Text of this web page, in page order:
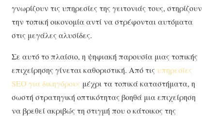
γνωρίζουν τις υπηρεσίες της γειτονιάς τους, στηρίζουν
την τοπική οικονομία αντί να στρέφονται αυτόματα
στις μεγάλες αλυσίδες.
Σε αυτό το πλαίσιο, η ψηφιακή παρουσία μιας τοπικής
επιχείρησης γίνεται καθοριστική. Από τις υπηρεσίες
SEO για δικηγόρους μέχρι τα τοπικά καταστήματα, η
σωστή στρατηγική οπτικότητας βοηθά μια επιχείρηση
να βρεθεί ακριβώς τη στιγμή που ο κάτοικος της